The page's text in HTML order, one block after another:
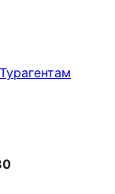
Турагентам